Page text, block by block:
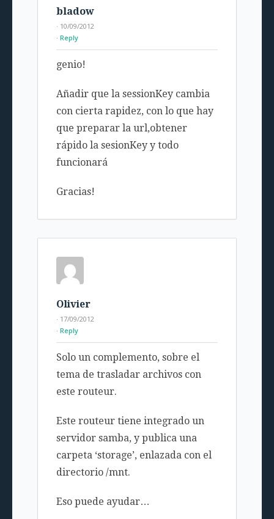
bladow
· 10/09/2012
Reply
genio!
Añadir que la sessionKey cambia
con cierta rapidez, con lo que hay
que preparar la url,obtener
rápido la sesionKey y todo
funcionará
Gracias!
Olivier
· 17/09/2012
Reply
Solo un complemento, sobre el
tema de trasladar archivos con
este routeur.
Este routeur tiene integrado un
servidor samba, y publica una
carpeta ‘storage’, enlazada con el
directorio /mnt.
Eso puede ayudar…